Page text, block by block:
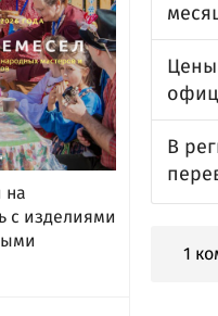
на
с изделиями
Цены
В
1